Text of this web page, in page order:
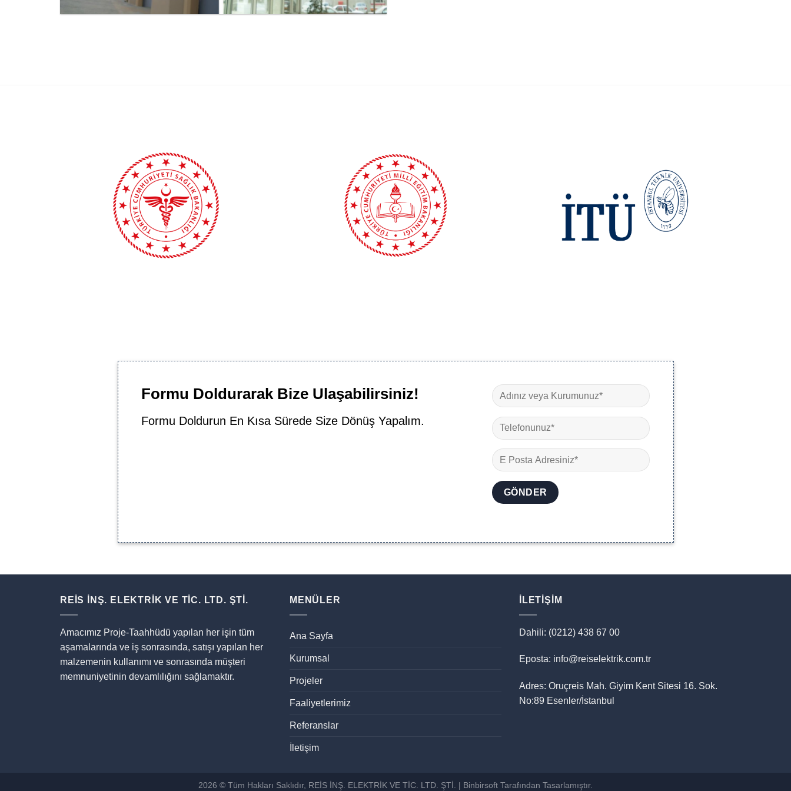
Formu Doldurarak Bize Ulaşabilirsiniz!
Formu Doldurun En Kısa Sürede Size Dönüş Yapalım.
REİS İNŞ. ELEKTRİK VE TİC. LTD. ŞTİ.
Amacımız Proje-Taahhüdü yapılan her işin tüm
aşamalarında ve iş sonrasında, satışı yapılan her
malzemenin kullanımı ve sonrasında müşteri
memnuniyetinin devamlılığını sağlamaktır.
MENÜLER
Ana Sayfa
Kurumsal
Projeler
Faaliyetlerimiz
Referanslar
İletişim
İLETIŞIM
Dahili: (0212) 438 67 00
Eposta: info@reiselektrik.com.tr
Adres: Oruçreis Mah. Giyim Kent Sitesi 16. Sok.
No:89 Esenler/İstanbul
2026 © Tüm Hakları Saklıdır, REİS İNŞ. ELEKTRİK VE TİC. LTD. ŞTİ. | Binbirsoft Tarafından Tasarlamıştır.